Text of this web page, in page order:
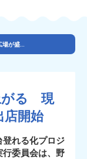
がる 現
店開始
れる化プロジ
行委員会は、野